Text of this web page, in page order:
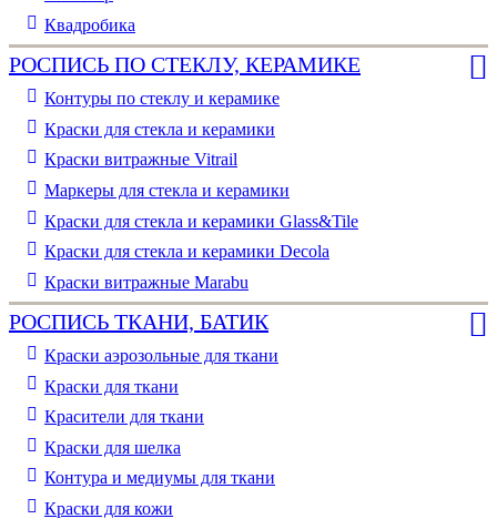
Квадробика
РОСПИСЬ ПО СТЕКЛУ, КЕРАМИКЕ
Контуры по стеклу и керамике
Краски для стекла и керамики
Краски витражные Vitrail
Маркеры для стекла и керамики
Краски для стекла и керамики Glass&Tile
Краски для стекла и керамики Decola
Краски витражные Marabu
РОСПИСЬ ТКАНИ, БАТИК
Краски аэрозольные для ткани
Краски для ткани
Красители для ткани
Краски для шелка
Контура и медиумы для ткани
Краски для кожи